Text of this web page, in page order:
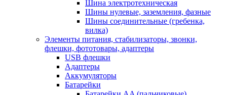
Шина электротехническая
Шины нулевые, заземления, фазные
Шины соединительные (гребенка,
вилка)
Элементы питания, стабилизаторы, звонки,
флешки, фототовары, адаптеры
USB флешки
Адаптеры
Аккумуляторы
Батарейки